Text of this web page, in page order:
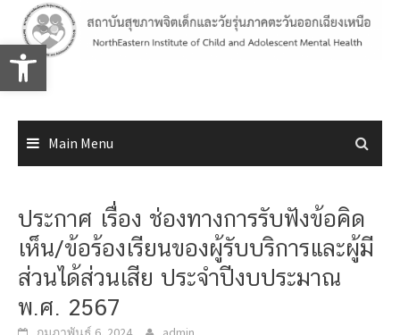
Open toolbar
content
Main Menu
ประกาศ เรื่อง ช่องทางการรับฟังข้อคิด
เห็น/ข้อร้องเรียนของผู้รับบริการและผู้มี
ส่วนได้ส่วนเสีย ประจำปีงบประมาณ
พ.ศ. 2567